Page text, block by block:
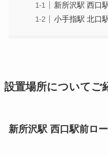
新所沢駅 西口
小手指駅 北口
設置場所についてご
新所沢駅 西口駅前ロ